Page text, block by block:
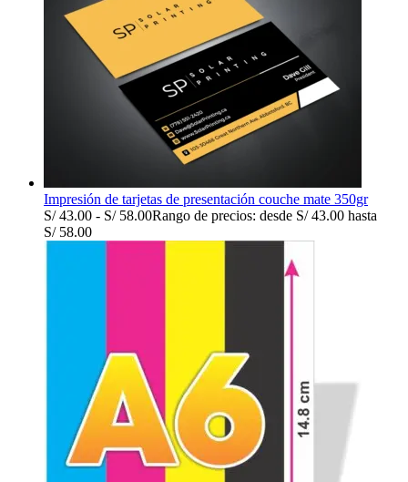
Impresión de tarjetas de presentación couche mate 350gr
S/43.00 - S/58.00Rango de precios: desde S/ 43.00 hasta
S/ 58.00